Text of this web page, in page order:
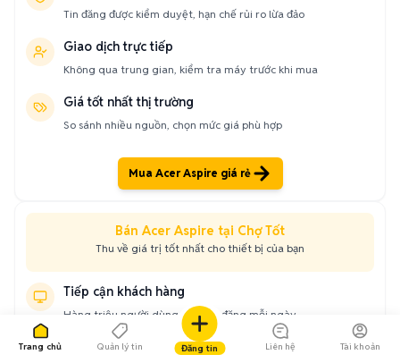
Trang chủ Quản lý tin Đăng tin Liên hệ Tài khoản
Tin đăng được kiểm duyệt, hạn chế rủi ro lừa đảo
Giao dịch trực tiếp
Không qua trung gian, kiểm tra máy trước khi mua
Giá tốt nhất thị trường
So sánh nhiều nguồn, chọn mức giá phù hợp
Mua Acer Aspire giá rẻ
Bán Acer Aspire tại Chợ Tốt
Thu về giá trị tốt nhất cho thiết bị của bạn
Tiếp cận khách hàng
Hàng triệu người dùng xem tin đăng mỗi ngày
Đăng tin miễn phí